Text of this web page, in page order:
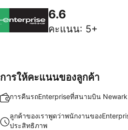
6.6
คะแนน: 5+
การให้คะแนนของลูกค้า
การคืนรถEnterpriseที่สนามบิน
ลูกค้าของเราพูดว่าพนักงานของ
ประสิทธิภาพ